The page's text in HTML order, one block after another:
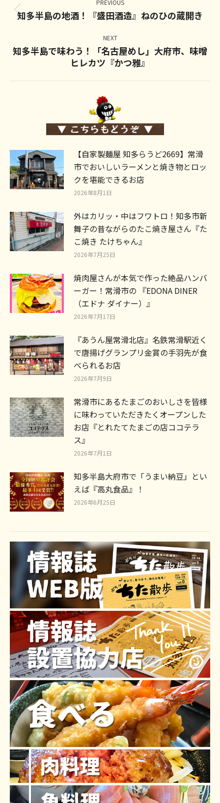
navigation
PREVIOUS
Previous
知多半島の地酒！『盛田酒造』ねのひの蔵開き
NEXT
Next
post:
知多半島で味わう！「名古屋めし」大府市、味噌
ヒレカツ『かつ雅』
【自家製麺屋 知多らうど2669】常滑
市でおいしいラーメンと焼き物とロッ
クを堪能できるお店
2026年8月1日
外はカリッ・中はフワトロ！知多市新
舞子の昔ながらのたこ焼き屋さん『た
こ焼き たけちゃん』
2026年7月25日
焼肉屋さんが本気で作った絶品ハンバ
ーガー！常滑市の 『EDONA DINER
（エドナ ダイナー）』
2026年7月17日
『あうん屋常滑北店』名鉄常滑駅近く
で唐揚げグランプリ金賞の手羽先が食
べられるお店
2026年7月9日
常滑市にあるたまごのおいしさを皆様
に味わっていただきたくオープンした
お店『とれたてたまごの店ココテラ
ス』
2026年7月1日
知多半島大府市で「うまい納豆」とい
えば『高丸食品』！
2026年6月25日